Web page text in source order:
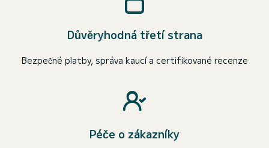
Důvěryhodná třetí strana
Bezpečné platby, správa kaucí a certifikované recenze
Péče o zákazníky